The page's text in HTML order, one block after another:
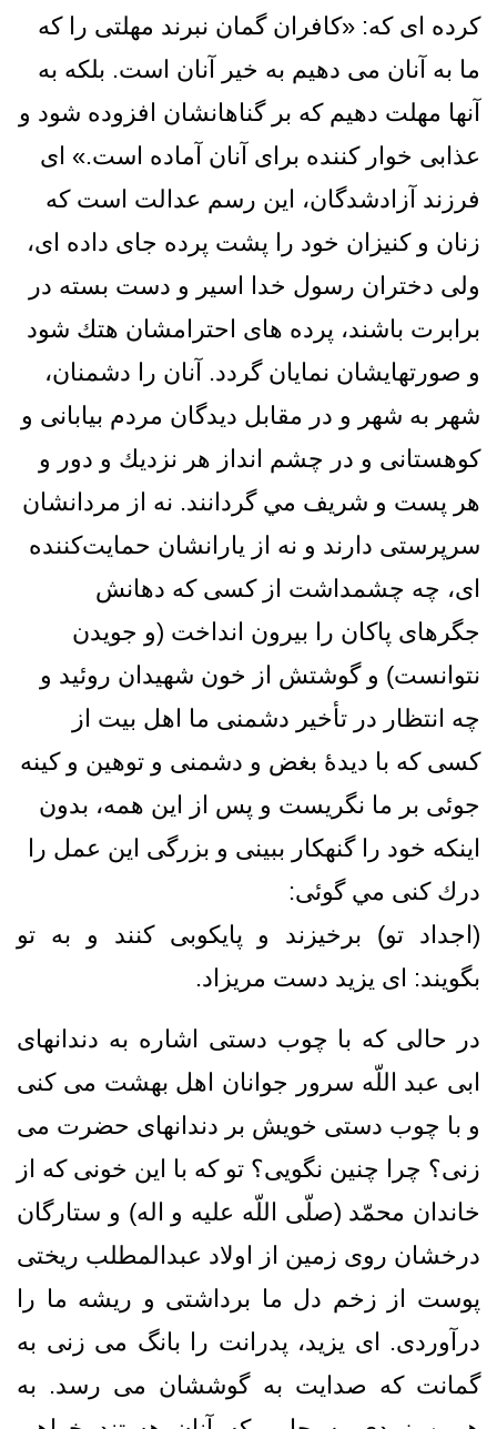
كرده ‏اى كه: «كافران گمان نبرند مهلتى را كه
ما به آنان مى‏ دهيم به خير آنان است. بلکه به
آنها مهلت دهیم كه بر گناهانشان افزوده شود و
عذابی خوار کننده براى آنان آماده است.» اى
فرزند آزادشدگان، اين رسم عدالت است كه
زنان و كنيزان خود را پشت پرده جاى داده‏ اى،
ولى دختران رسول خدا اسير و دست بسته در
برابرت باشند، پرده‏ هاى احترامشان هتك شود
و صورتهايشان نمايان گردد. آنان را دشمنان،
شهر به شهر و در مقابل ديدگان مردم بيابانى و
كوهستانى و در چشم انداز هر نزديك و دور و
هر پست و شريف مي گردانند. نه از مردانشان
سرپرستى دارند و نه از يارانشان حمايت‌كننده‌
اى، چه چشمداشت از كسى كه دهانش
جگرهاى پاكان را بيرون انداخت (و جويدن
نتوانست) و گوشتش از خون شهيدان روئيد و
چه انتظار در تأخير دشمنى ما اهل بيت از
كسى كه با ديدۀ بغض و دشمنى و توهين و كينه‌
جوئى بر ما نگريست و پس از اين همه، بدون
اينكه خود را گنهكار ببينى و بزرگى اين عمل را
درك كنى مي گوئى:
(اجداد تو) برخيزند و پايكوبى كنند و به تو
بگويند: اى يزيد دست مريزاد.
در حالى‏ كه با چوب ‏دستى اشاره به دندانهاى
ابى عبد اللّه سرور جوانان اهل بهشت مى‏ كنى
و با چوب‏ دستى خويش بر دندانهاى حضرت مى
‏زنى؟ چرا چنين نگويى؟ تو كه با اين خونى كه از
خاندان محمّد (صلّى اللّه عليه و اله) و ستارگان
درخشان روى زمين از اولاد عبدالمطلب ريختى
پوست از زخم دل ما برداشتى و ريشه ما را
درآوردى. اى يزيد، پدرانت را بانگ مى ‏زنى به
گمانت كه صدايت به گوششان مى ‏رسد. به